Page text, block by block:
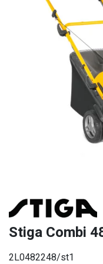
Stiga Combi
2L0482248/st1